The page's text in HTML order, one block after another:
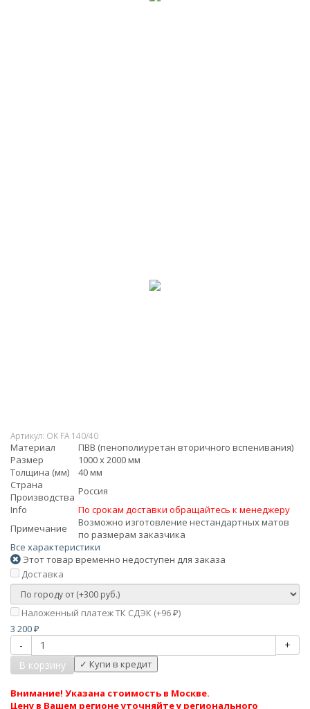
Артикул: OK FA 140/40
Материал
ПВВ (пенополиуретан вторичного вспенивания)
Размер
1000 x 2000 мм
Толщина (мм)
40 мм
Страна
Производства Россия
Info
По срокам доставки обращайтесь к менеджеру
Примечание
Возможно изготовление нестандартных матов
по размерам заказчика
Все характеристики
Этот товар временно недоступен для заказа
Доставка
Наложенный платеж ТК СДЭК (+96 ₽)
3 200 ₽
-
+
В корзину
Внимание! Указана стоимость в Москве.
Цену в Вашем регионе уточняйте у регионального